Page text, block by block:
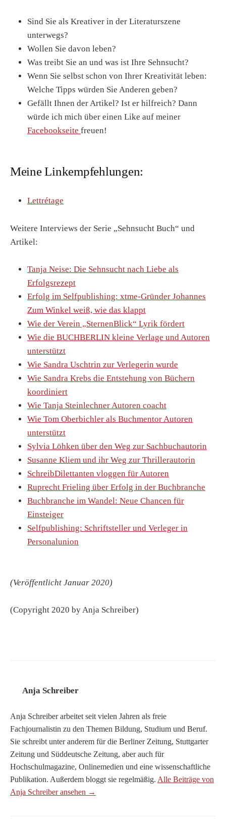
Sind Sie als Kreativer in der Literaturszene
unterwegs?
Wollen Sie davon leben?
Was treibt Sie an und was ist Ihre Sehnsucht?
Wenn Sie selbst schon von Ihrer Kreativität leben:
Welche Tipps würden Sie Anderen geben?
Gefällt Ihnen der Artikel? Ist er hilfreich? Dann
würde ich mich über einen Like auf meiner
Facebookseite freuen!
Meine Linkempfehlungen:
Lettrétage
Weitere Interviews der Serie „Sehnsucht Buch“ und
Artikel:
Tanja Neise: Die Sehnsucht nach Liebe als
Erfolgsrezept
Erfolg im Selfpublishing: xtme-Gründer Johannes
Zum Winkel weiß, wie das klappt
Wie der Verein „SternenBlick“ Lyrik fördert
Wie die BUCHBERLIN kleine Verlage und Autoren
unterstützt
Wie Sandra Uschtrin zur Verlegerin wurde
Wie Sandra Krebs die Entstehung von Büchern
koordiniert
Wie Tanja Steinlechner Autoren coacht
Wie Tom Oberbichler als Buchmentor Autoren
unterstützt
Sylvia Löhken über den Weg zur Sachbuchautorin
Susanne Kliem und ihr Weg zur Thrillerautorin
SchreibDilettanten vloggen für Autoren
Ruprecht Frieling über Erfolg in der Buchbranche
Buchbranche im Wandel: Neue Chancen für
Einsteiger
Selfpublishing: Schriftsteller und Verleger in
Personalunion
(Veröffentlicht Januar 2020)
(Copyright 2020 by Anja Schreiber)
Anja Schreiber
Anja Schreiber arbeitet seit vielen Jahren als freie
Fachjournalistin zu den Themen Bildung, Studium und Beruf.
Sie schreibt unter anderem für die Berliner Zeitung, Stuttgarter
Zeitung und Süddeutsche Zeitung, aber auch für
Hochschulmagazine, Onlinemedien und eine wissenschaftliche
Publikation. Außerdem bloggt sie regelmäßig. Alle Beiträge von
Anja Schreiber ansehen →